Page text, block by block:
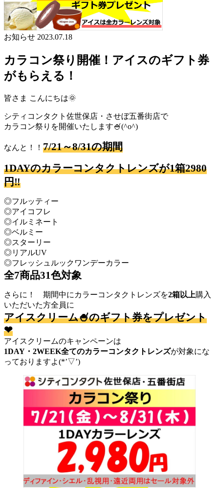
お知らせ 2023.07.18
カラコン祭り開催！アイスのギフト券
がもらえる！
皆さま こんにちは🌞
シティコンタクト佐世保店・させぼ五番街店で
カラコン祭りを開催いたします🍧(^o^)
なんと！！ 7/21～8/31の期間
1DAYのカラーコンタクトレンズが1箱2980
円‼
◎フルッティー
◎アイコフレ
◎イルミネート
◎ベルミー
◎スターリー
◎リアルUV
◎フレッシュルックワンデーカラー
全7商品31色対象
さらに！ 期間中にカラーコンタクトレンズを2箱以上購入
いただいた方全員に
アイスクリーム🍧のギフト券をプレゼント
❤
アイスクリームのキャンペーンは
1DAY・2WEEK全てのカラーコンタクトレンズが対象にな
っておりますよ(*’▽’)